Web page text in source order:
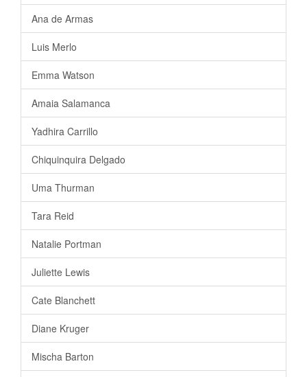
Ana de Armas
Luis Merlo
Emma Watson
Amaia Salamanca
Yadhira Carrillo
Chiquinquira Delgado
Uma Thurman
Tara Reid
Natalie Portman
Juliette Lewis
Cate Blanchett
Diane Kruger
Mischa Barton